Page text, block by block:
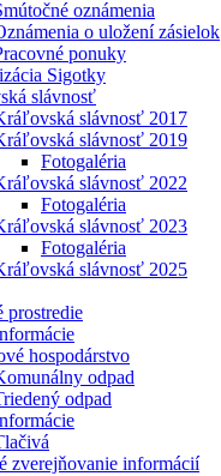
oznámenia
o uložení zásielok
ponuky
Sigotky
slávnosť
slávnosť 2017
slávnosť 2019
Fotogaléria
slávnosť 2022
Fotogaléria
slávnosť 2023
Fotogaléria
slávnosť 2025
prostredie
hospodárstvo
odpad
odpad
zverejňovanie informácií